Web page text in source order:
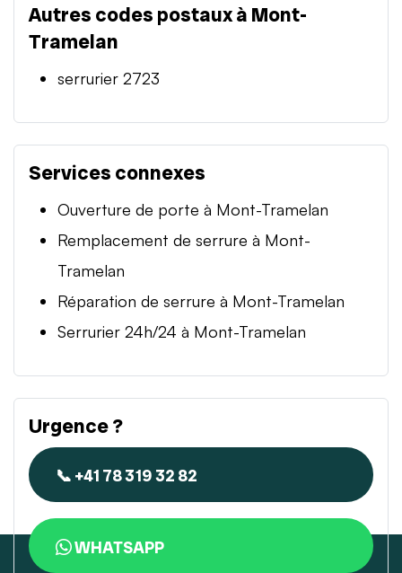
Autres codes postaux à Mont-
Tramelan
serrurier 2723
Services connexes
Ouverture de porte à Mont-Tramelan
Remplacement de serrure à Mont-
Tramelan
Réparation de serrure à Mont-Tramelan
Serrurier 24h/24 à Mont-Tramelan
Urgence ?
📞 +41 78 319 32 82
WHATSAPP